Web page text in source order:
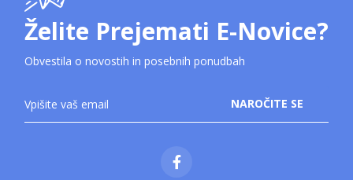
Želite Prejemati E-Novice?
Obvestila o novostih in posebnih ponudbah
se
NAROČITE SE